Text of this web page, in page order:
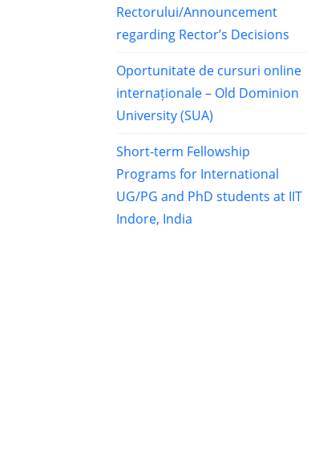
Rectorului/Announcement
regarding Rector’s Decisions
Oportunitate de cursuri online
internaționale – Old Dominion
University (SUA)
Short-term Fellowship
Programs for International
UG/PG and PhD students at IIT
Indore, India